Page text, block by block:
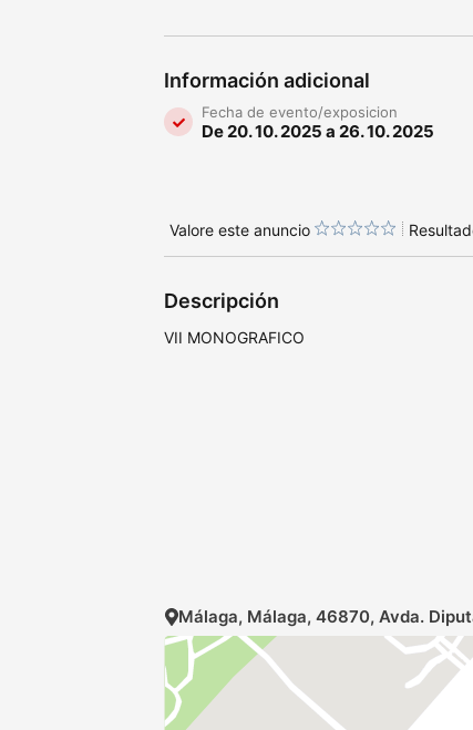
Información adicional
Fecha de evento/exposicion
De 20. 10. 2025 a 26. 10. 2025
Valore este anuncio
Descripción
VII MONOGRAFICO
Málaga, Málaga, 46870, Avda.